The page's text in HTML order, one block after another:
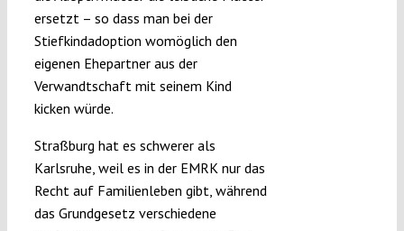
ersetzt – so dass man bei der
Stiefkindadoption womöglich den
eigenen Ehepartner aus der
Verwandtschaft mit seinem Kind
kicken würde.
Straßburg hat es schwerer als
Karlsruhe, weil es in der EMRK nur das
Recht auf Familienleben gibt, während
das Grundgesetz verschiedene